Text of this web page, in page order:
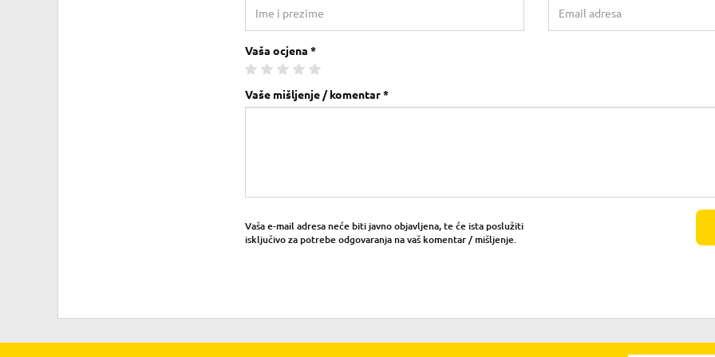
Vaša ocjena *
Vaše mišljenje / komentar *
Vaša e-mail adresa neće biti javno objavljena, te će ista poslužiti
isključivo za potrebe odgovaranja na vaš komentar / mišljenje.